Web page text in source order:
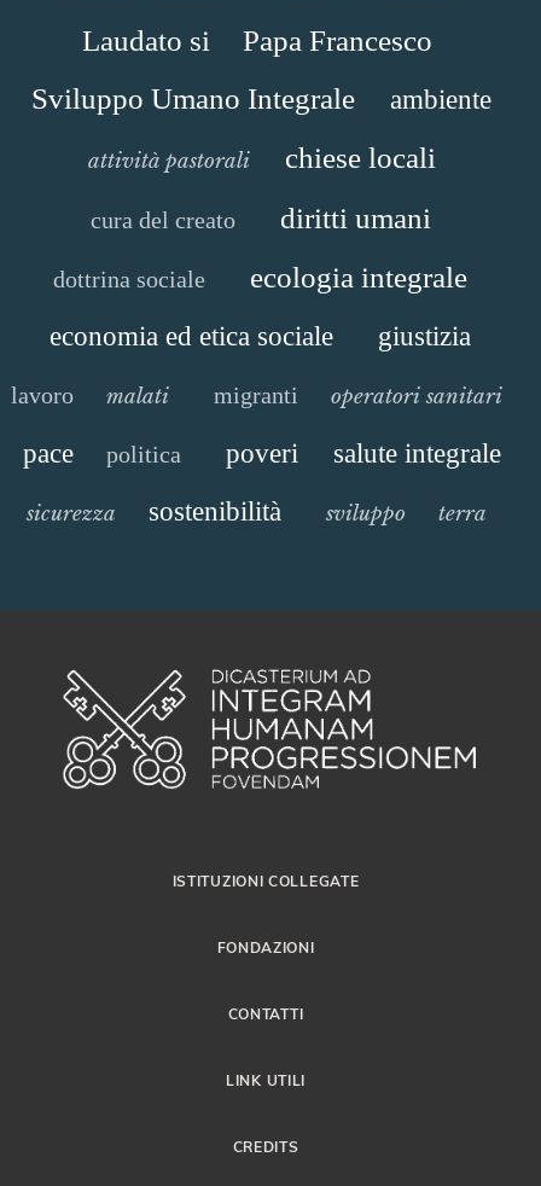
Laudato si
Papa Francesco
Sviluppo Umano Integrale
ambiente
attività pastorali chiese locali
cura del creato diritti umani
dottrina sociale ecologia integrale
economia ed etica sociale giustizia
lavoro malati migranti operatori sanitari
pace politica poveri salute integrale
sicurezza sostenibilità sviluppo terra
ISTITUZIONI COLLEGATE
FONDAZIONI
CONTATTI
LINK UTILI
CREDITS